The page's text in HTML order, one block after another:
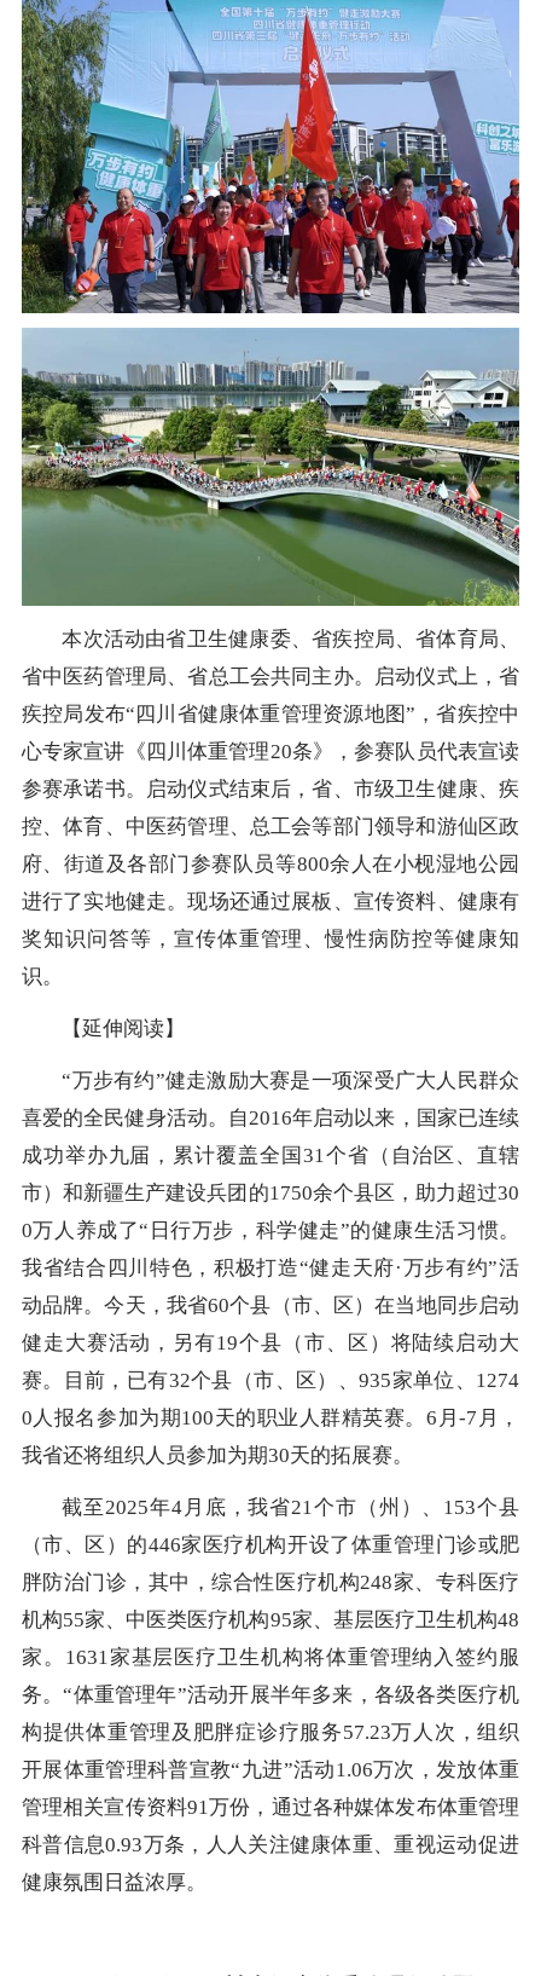
本次活动由省卫生健康委、省疾控局、省体育局、
省中医药管理局、省总工会共同主办。启动仪式上，省
疾控局发布“四川省健康体重管理资源地图”，省疾控中
心专家宣讲《四川体重管理20条》，参赛队员代表宣读
参赛承诺书。启动仪式结束后，省、市级卫生健康、疾
控、体育、中医药管理、总工会等部门领导和游仙区政
府、街道及各部门参赛队员等800余人在小枧湿地公园
进行了实地健走。现场还通过展板、宣传资料、健康有
奖知识问答等，宣传体重管理、慢性病防控等健康知
识。
【延伸阅读】
“万步有约”健走激励大赛是一项深受广大人民群众
喜爱的全民健身活动。自2016年启动以来，国家已连续
成功举办九届，累计覆盖全国31个省（自治区、直辖
市）和新疆生产建设兵团的1750余个县区，助力超过30
0万人养成了“日行万步，科学健走”的健康生活习惯。
我省结合四川特色，积极打造“健走天府·万步有约”活
动品牌。今天，我省60个县（市、区）在当地同步启动
健走大赛活动，另有19个县（市、区）将陆续启动大
赛。目前，已有32个县（市、区）、935家单位、1274
0人报名参加为期100天的职业人群精英赛。6月-7月，
我省还将组织人员参加为期30天的拓展赛。
截至2025年4月底，我省21个市（州）、153个县
（市、区）的446家医疗机构开设了体重管理门诊或肥
胖防治门诊，其中，综合性医疗机构248家、专科医疗
机构55家、中医类医疗机构95家、基层医疗卫生机构48
家。1631家基层医疗卫生机构将体重管理纳入签约服
务。“体重管理年”活动开展半年多来，各级各类医疗机
构提供体重管理及肥胖症诊疗服务57.23万人次，组织
开展体重管理科普宣教“九进”活动1.06万次，发放体重
管理相关宣传资料91万份，通过各种媒体发布体重管理
科普信息0.93万条，人人关注健康体重、重视运动促进
健康氛围日益浓厚。